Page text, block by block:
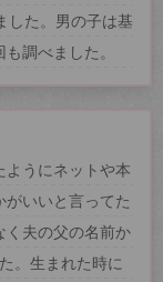
した。男の子は基
調べました。
ようにネットや本
いいと言ってた
く夫の父の名前か
。生まれた時に